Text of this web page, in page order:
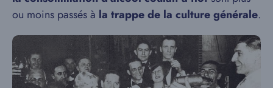
ou moins passés à la trappe de la culture générale.